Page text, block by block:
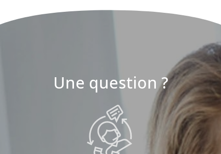
Une question ?